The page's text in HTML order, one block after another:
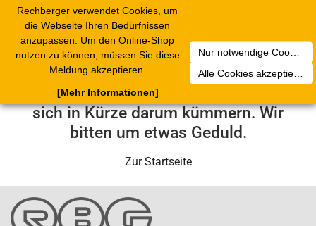
Rechberger verwendet Cookies, um
die Webseite Ihren Bedürfnissen
anzupassen. Um den Online-Shop
nutzen zu können, müssen Sie diese
Meldung akzeptieren.
Nur notwendige Cookies akzeptieren
Alle Cookies akzeptieren
[Mehr Informationen]
Leider ist ein technischer Fehler
aufgetreten. Unser Service-Team wird
sich in Kürze darum kümmern. Wir
bitten um etwas Geduld.
Zur Startseite